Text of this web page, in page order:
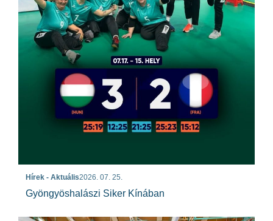
Hírek - Aktuális2026. 07. 25.
Gyöngyöshalászi Siker Kínában